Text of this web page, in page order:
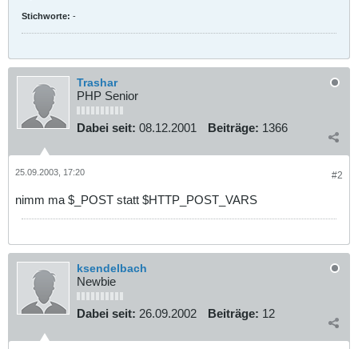
Stichworte: -
Trashar
PHP Senior
Dabei seit: 08.12.2001 Beiträge: 1366
#2
25.09.2003, 17:20
nimm ma $_POST statt $HTTP_POST_VARS
ksendelbach
Newbie
Dabei seit: 26.09.2002 Beiträge: 12